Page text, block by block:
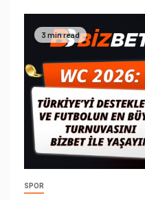
3 min read
SPOR